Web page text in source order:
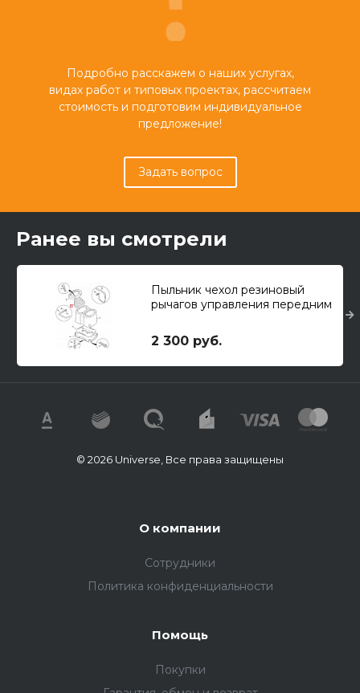
Подробно расскажем о наших услугах,
видах работ и типовых проектах, рассчитаем
стоимость и подготовим индивидуальное
предложение!
Задать вопрос
Ранее вы смотрели
Пыльник чехол резиновый
рычагов управления передним
2 300 руб.
© 2026 Universe, Все права защищены
О компании
Сотрудники
Политика конфиденциальности
Помощь
Покупки